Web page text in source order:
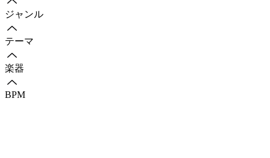
ジャンル
テーマ
楽器
BPM